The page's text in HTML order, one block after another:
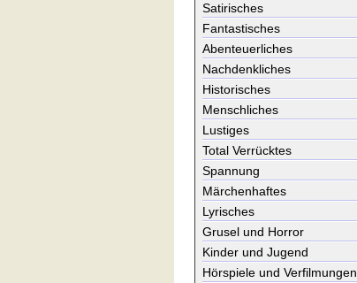
Satirisches
Fantastisches
Abenteuerliches
Nachdenkliches
Historisches
Menschliches
Lustiges
Total Verrücktes
Spannung
Märchenhaftes
Lyrisches
Grusel und Horror
Kinder und Jugend
Hörspiele und Verfilmungen